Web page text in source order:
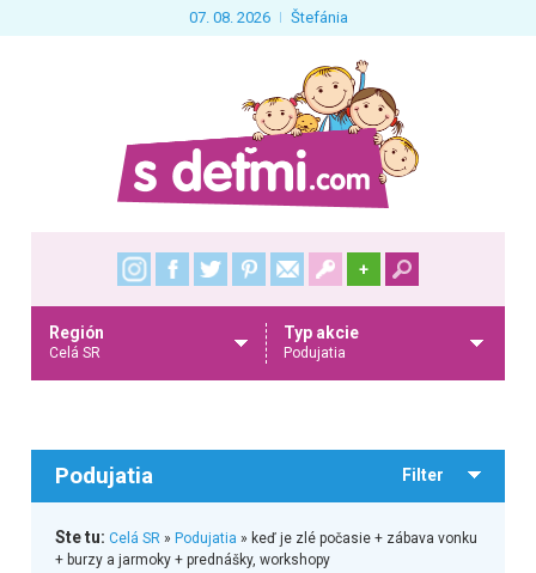
07. 08. 2026 Štefánia
+
Región
Celá SR
Typ akcie
Podujatia
Podujatia Filter
Ste tu: Celá SR» Podujatia » keď je zlé počasie + zábava vonku
+ burzy a jarmoky + prednášky, workshopy